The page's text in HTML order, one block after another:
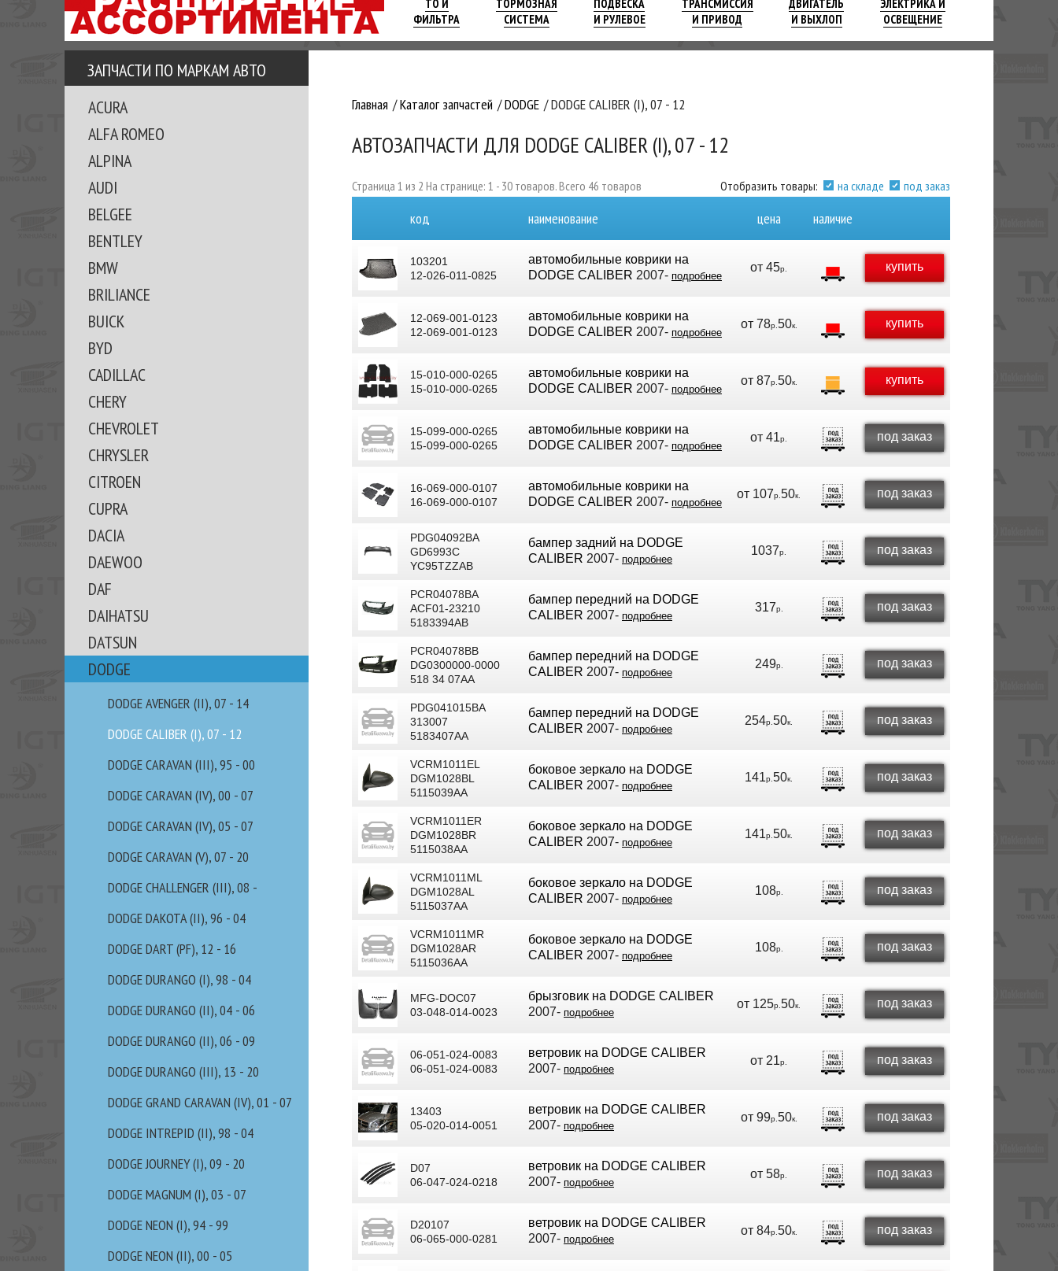
ТО И
ФИЛЬТРА
ТОРМОЗНАЯ
СИСТЕМА
ПОДВЕСКА
И РУЛЕВОЕ
ТРАНСМИССИЯ
И ПРИВОД
ДВИГАТЕЛЬ
И ВЫХЛОП
ЭЛЕКТРИКА И
ОСВЕЩЕНИЕ
ЗАПЧАСТИ ПО МАРКАМ АВТО
ACURA
ALFA ROMEO
ALPINA
AUDI
BELGEE
BENTLEY
BMW
BRILIANCE
BUICK
BYD
CADILLAC
CHERY
CHEVROLET
CHRYSLER
CITROEN
CUPRA
DACIA
DAEWOO
DAF
DAIHATSU
DATSUN
DODGE
DODGE AVENGER (II), 07 - 14
DODGE CALIBER (I), 07 - 12
DODGE CARAVAN (III), 95 - 00
DODGE CARAVAN (IV), 00 - 07
DODGE CARAVAN (IV), 05 - 07
DODGE CARAVAN (V), 07 - 20
DODGE CHALLENGER (III), 08 -
DODGE DAKOTA (II), 96 - 04
DODGE DART (PF), 12 - 16
DODGE DURANGO (I), 98 - 04
DODGE DURANGO (II), 04 - 06
DODGE DURANGO (II), 06 - 09
DODGE DURANGO (III), 13 - 20
DODGE GRAND CARAVAN (IV), 01 - 07
DODGE INTREPID (II), 98 - 04
DODGE JOURNEY (I), 09 - 20
DODGE MAGNUM (I), 03 - 07
DODGE NEON (I), 94 - 99
DODGE NEON (II), 00 - 05
Главная Каталог запчастей DODGE DODGE CALIBER (I), 07 - 12
АВТОЗАПЧАСТИ ДЛЯ DODGE CALIBER (I), 07 - 12
Страница 1 из 2 На странице: 1 - 30 товаров. Всего 46 товаров Отобразить товары: на складе под заказ
код наименование цена наличие
103201
12-026-011-0825
автомобильные коврики на
DODGE CALIBER 2007- подробнее
от 45р. купить
12-069-001-0123
12-069-001-0123
автомобильные коврики на
DODGE CALIBER 2007- подробнее
от 78р. 50к. купить
15-010-000-0265
15-010-000-0265
автомобильные коврики на
DODGE CALIBER 2007- подробнее
от 87р. 50к. купить
15-099-000-0265
15-099-000-0265
автомобильные коврики на
DODGE CALIBER 2007- подробнее
от 41р. под заказ
16-069-000-0107
16-069-000-0107
автомобильные коврики на
DODGE CALIBER 2007- подробнее
от 107р. 50к. под заказ
PDG04092BA
GD6993C
YC95TZZAB
бампер задний на DODGE
CALIBER 2007- подробнее
1037р. под заказ
PCR04078BA
ACF01-23210
5183394AB
бампер передний на DODGE
CALIBER 2007- подробнее
317р. под заказ
PCR04078BB
DG0300000-0000
518 34 07AA
бампер передний на DODGE
CALIBER 2007- подробнее
249р. под заказ
PDG041015BA
313007
5183407AA
бампер передний на DODGE
CALIBER 2007- подробнее
254р. 50к. под заказ
VCRM1011EL
DGM1028BL
5115039AA
боковое зеркало на DODGE
CALIBER 2007- подробнее
141р. 50к. под заказ
VCRM1011ER
DGM1028BR
5115038AA
боковое зеркало на DODGE
CALIBER 2007- подробнее
141р. 50к. под заказ
VCRM1011ML
DGM1028AL
5115037AA
боковое зеркало на DODGE
CALIBER 2007- подробнее
108р. под заказ
VCRM1011MR
DGM1028AR
5115036AA
боковое зеркало на DODGE
CALIBER 2007- подробнее
108р. под заказ
MFG-DOC07
03-048-014-0023
брызговик на DODGE CALIBER
2007- подробнее
от 125р. 50к. под заказ
06-051-024-0083
06-051-024-0083
ветровик на DODGE CALIBER
2007- подробнее
от 21р. под заказ
13403
05-020-014-0051
ветровик на DODGE CALIBER
2007- подробнее
от 99р. 50к. под заказ
D07
06-047-024-0218
ветровик на DODGE CALIBER
2007- подробнее
от 58р. под заказ
D20107
06-065-000-0281
ветровик на DODGE CALIBER
2007- подробнее
от 84р. 50к. под заказ